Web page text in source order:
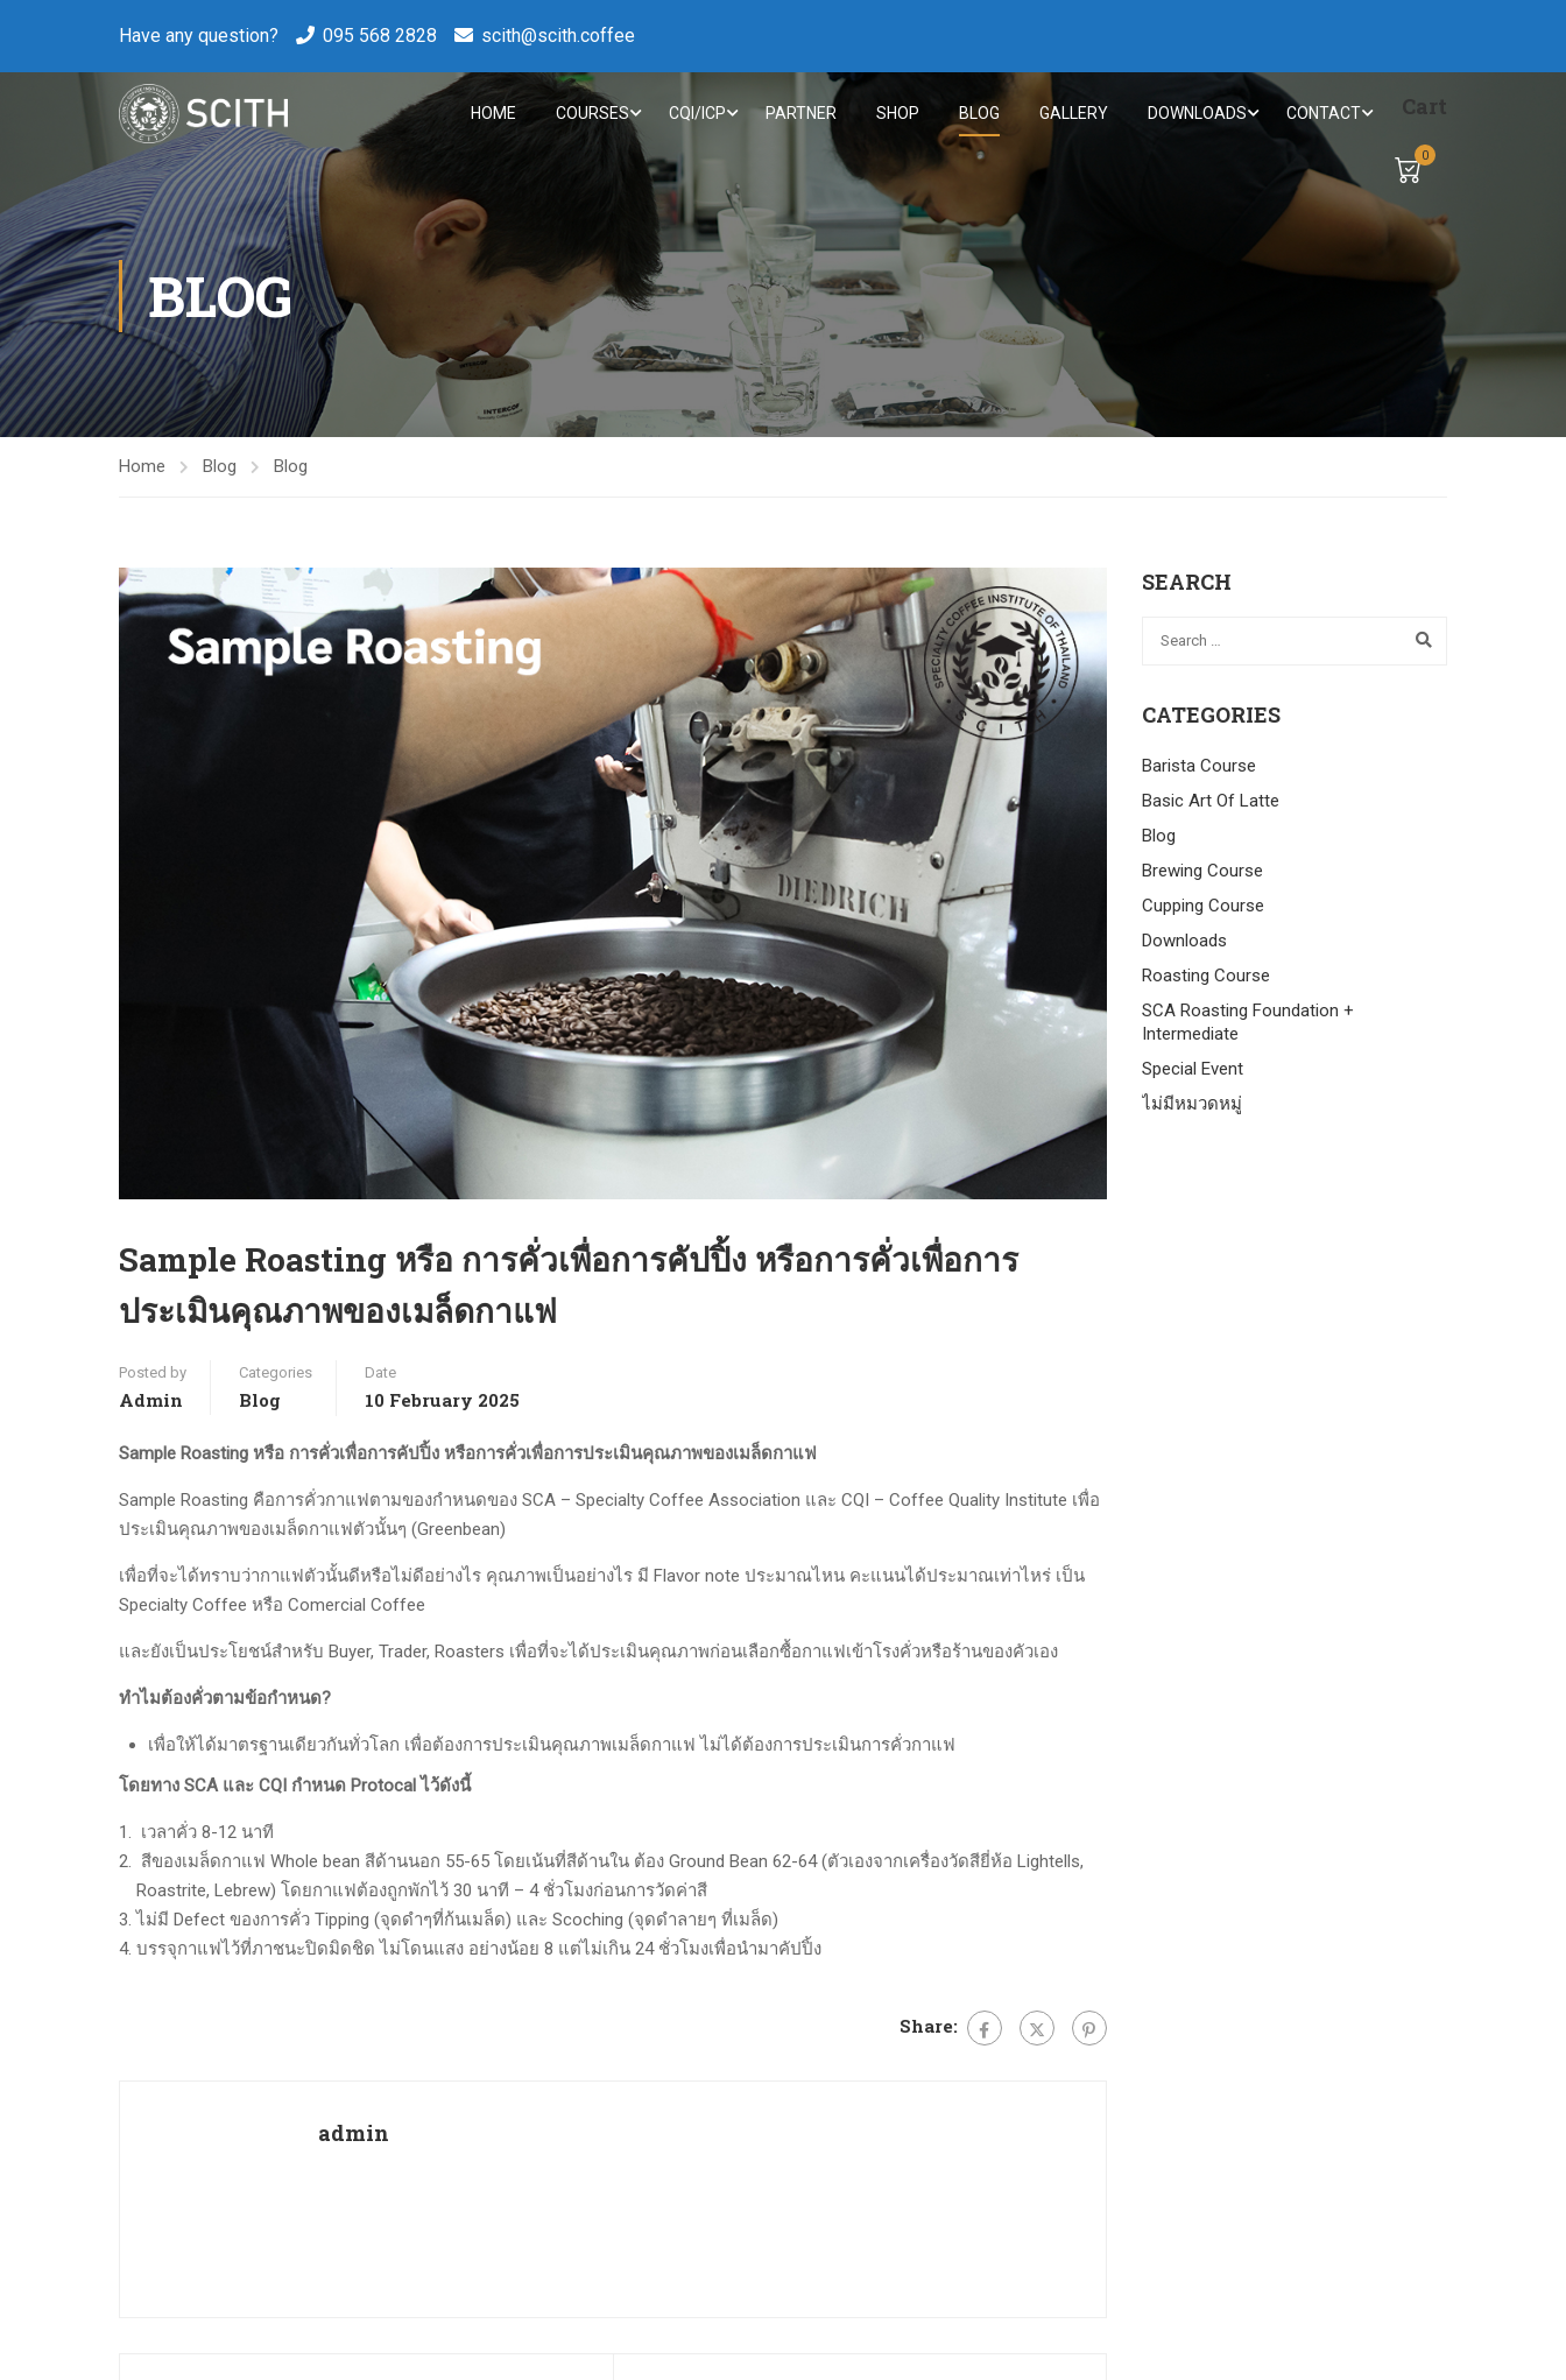
Have any question? 095 568 2828 scith@scith.coffee
HOME COURSES CQI/ICP PARTNER SHOP BLOG GALLERY DOWNLOADS CONTACT Cart
0
BLOG
Home Blog Blog
Sample Roasting หรือ การคั่วเพื่อการคัปปิ้ง หรือการคั่วเพื่อการ
ประเมินคุณภาพของเมล็ดกาแฟ
Posted by
Admin
Categories
Blog
Date
10 February 2025
Sample Roasting หรือ การคั่วเพื่อการคัปปิ้ง หรือการคั่วเพื่อการประเมินคุณภาพของเมล็ดกาแฟ
Sample Roasting คือการคั่วกาแฟตามของกำหนดของ SCA – Specialty Coffee Association และ CQI – Coffee Quality Institute เพื่อ
ประเมินคุณภาพของเมล็ดกาแฟตัวนั้นๆ (Greenbean)
เพื่อที่จะได้ทราบว่ากาแฟตัวนั้นดีหรือไม่ดีอย่างไร คุณภาพเป็นอย่างไร มี Flavor note ประมาณไหน คะแนนได้ประมาณเท่าไหร่ เป็น
Specialty Coffee หรือ Comercial Coffee
และยังเป็นประโยชน์สำหรับ Buyer, Trader, Roasters เพื่อที่จะได้ประเมินคุณภาพก่อนเลือกซื้อกาแฟเข้าโรงคั่วหรือร้านของคัวเอง
ทำไมต้องคั่วตามข้อกำหนด?
เพื่อให้ได้มาตรฐานเดียวกันทั่วโลก เพื่อต้องการประเมินคุณภาพเมล็ดกาแฟ ไม่ได้ต้องการประเมินการคั่วกาแฟ
โดยทาง SCA และ CQI กำหนด Protocal ไว้ดังนี้
เวลาคั่ว 8-12 นาที
สีของเมล็ดกาแฟ Whole bean สีด้านนอก 55-65 โดยเน้นที่สีด้านใน ต้อง Ground Bean 62-64 (ตัวเองจากเครื่องวัดสียี่ห้อ Lightells,
Roastrite, Lebrew) โดยกาแฟต้องถูกพักไว้ 30 นาที – 4 ชั่วโมงก่อนการวัดค่าสี
ไม่มี Defect ของการคั่ว Tipping (จุดดำๆที่ก้นเมล็ด) และ Scoching (จุดดำลายๆ ที่เมล็ด)
บรรจุกาแฟไว้ที่ภาชนะปิดมิดชิด ไม่โดนแสง อย่างน้อย 8 แต่ไม่เกิน 24 ชั่วโมงเพื่อนำมาคัปปิ้ง
Share:
admin
SEARCH
CATEGORIES
Barista Course
Basic Art Of Latte
Blog
Brewing Course
Cupping Course
Downloads
Roasting Course
SCA Roasting Foundation +
Intermediate
Special Event
ไม่มีหมวดหมู่